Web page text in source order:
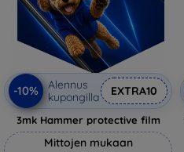
-10%
Alennus
kupongilla
EXTRA10
3mk Hammer protective film
Mittojen mukaan